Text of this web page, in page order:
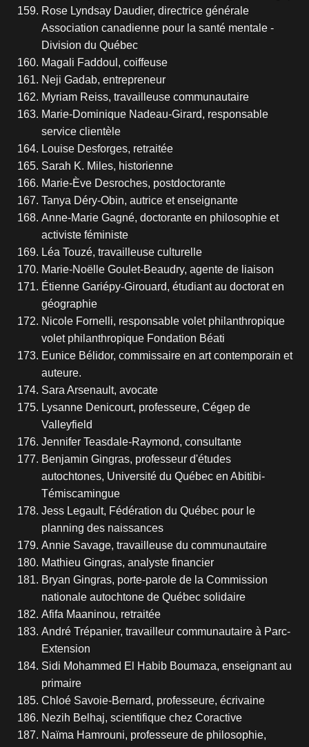
Rose Lyndsay Daudier, directrice générale
Association canadienne pour la santé mentale -
Division du Québec
Magali Faddoul, coiffeuse
Neji Gadab, entrepreneur
Myriam Reiss, travailleuse communautaire
Marie-Dominique Nadeau-Girard, responsable
service clientèle
Louise Desforges, retraitée
Sarah K. Miles, historienne
Marie-Ève Desroches, postdoctorante
Tanya Déry-Obin, autrice et enseignante
Anne-Marie Gagné, doctorante en philosophie et
activiste féministe
Léa Touzé, travailleuse culturelle
Marie-Noëlle Goulet-Beaudry, agente de liaison
Étienne Gariépy-Girouard, étudiant au doctorat en
géographie
Nicole Fornelli, responsable volet philanthropique
volet philanthropique Fondation Béati
Eunice Bélidor, commissaire en art contemporain et
auteure.
Sara Arsenault, avocate
Lysanne Denicourt, professeure, Cégep de
Valleyfield
Jennifer Teasdale-Raymond, consultante
Benjamin Gingras, professeur d'études
autochtones, Université du Québec en Abitibi-
Témiscamingue
Jess Legault, Fédération du Québec pour le
planning des naissances
Annie Savage, travailleuse du communautaire
Mathieu Gingras, analyste financier
Bryan Gingras, porte-parole de la Commission
nationale autochtone de Québec solidaire
Afifa Maaninou, retraitée
André Trépanier, travailleur communautaire à Parc-
Extension
Sidi Mohammed El Habib Boumaza, enseignant au
primaire
Chloé Savoie-Bernard, professeure, écrivaine
Nezih Belhaj, scientifique chez Coractive
Naïma Hamrouni, professeure de philosophie,